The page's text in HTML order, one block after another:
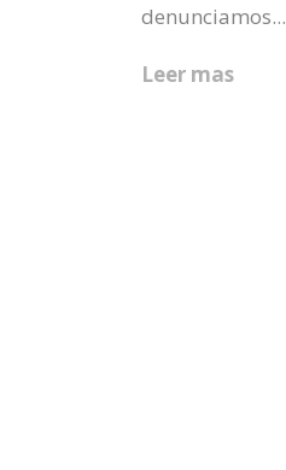
denunciamos...
Leer mas